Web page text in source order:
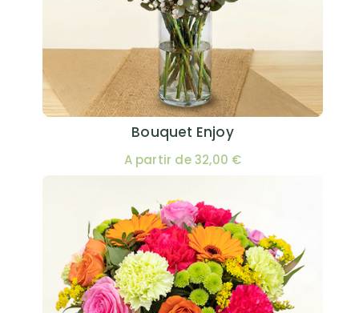
Bouquet Enjoy
A partir de 32,00 €